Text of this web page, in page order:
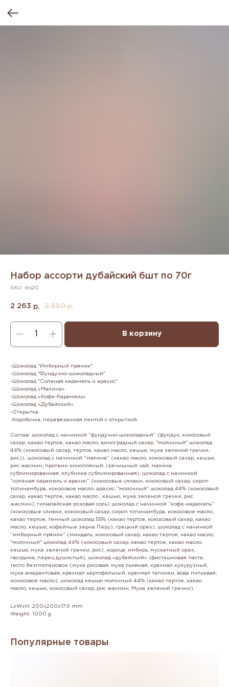
Набор ассорти дубайский 6шт по 70г
SKU: lbs20
2 263 р. 2 550 р.
В корзину
-Шоколад "Имбирный пряник"
-Шоколад "Фундучно-шоколадный"
-Шоколад "Соленая карамель и арахис"
-Шоколад «Малина»
-Шоколад «Кофе-Карамель»
-Шоколад «Дубайский»
-Открытка
-Коробочка, перевязанная лентой с открыткой
Состав: шоколад с начинкой “фундучно-шоколадный” (фундук, кокосовый
сахар, какао тертое, какао масло, виноградный сахар, "молочный" шоколад
44% (кокосовый сахар, тертое, какао масло, кешью, мука зеленой гречки,
рис)), шоколад с начинкой “малина” (какао масло, кокосовый сахар, кешью,
рис жасмин, протеин конопляный, гречишный чай, малина
сублимированная, клубника сублимированная), шоколад с начинкой
“соленая карамель и арахис” (кокосовые сливки, кокосовый сахар, сироп
топинамбура, кокосовое масло, арахис, "молочный" шоколад 44% (кокосовый
сахар, какао тертое, какао масло , кешью, мука зеленой гречки, рис
жасмин), гималайская розовая соль) шоколад с начинкой “кофе-карамель”
(кокосовые сливки, кокосовый сахар, сироп топинамбура, кокосовое масло,
какао тертое, темный шоколад 55% (какао тертое, кокосовый сахар, какао
масло, кешью, кофейные зерна Перу), грецкий орех), шоколад с начинкой
“имбирный пряник” (миндаль, кокосовый сахар, какао тертое, какао масло,
"молочный" шоколад 44% (кокосовый сахар, какао тертое, какао масло,
кешью, мука зеленой гречки, рис), корица, имбирь, мускатный орех,
гвоздика, перец душистый), шоколад «дубайский» (фисташковая паста,
тесто безглютеновое (мука рисовая, мука льняная, крахмал кукурузный,
мука амарантовая, крахмал картофельный, крахмал тапиоки, вода питьевая,
кокосовое масло), шоколад кешью молочный 44% (какао тертое, какао
масло, кешью, кокосовый сахар, рис жасмин, Мука зеленой гречки)
LxWxH: 200x200x170 mm
Weight: 1000 g
Популярные товары